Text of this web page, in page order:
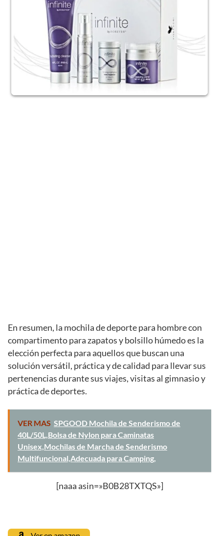
En resumen, la mochila de deporte para hombre con
compartimento para zapatos y bolsillo húmedo es la
elección perfecta para aquellos que buscan una
solución versátil, práctica y de calidad para llevar sus
pertenencias durante sus viajes, visitas al gimnasio y
práctica de deportes.
VER MAS SPGOOD Mochila de Senderismo de
40L/50L,Bolsa de Nylon para Caminatas
Unisex,Mochilas de Marcha de Senderismo
Multifuncional,Adecuada para Camping,
[naaa asin=»B0B28TXTQS»]